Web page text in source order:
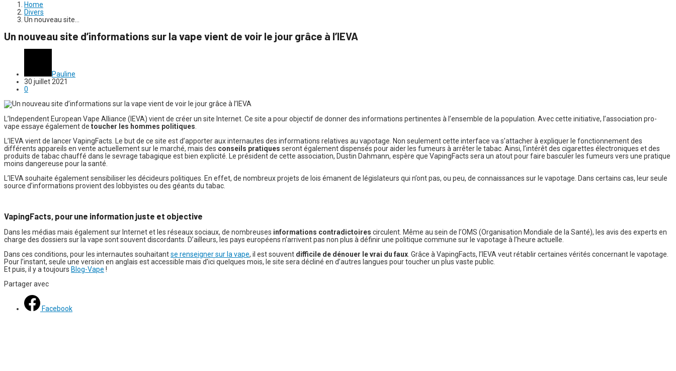
Home
Divers
Un nouveau site…
Un nouveau site d’informations sur la vape vient de voir le jour grâce à l’IEVA
Pauline
30 juillet 2021
0
L’Independent European Vape Alliance (IEVA) vient de créer un site Internet. Ce site a pour objectif de donner des informations pertinentes à l’ensemble de la population. Avec cette initiative, l’association pro-
vape essaye également de toucher les hommes politiques
L’IEVA vient de lancer VapingFacts. Le but de ce site est d’apporter aux internautes des informations relatives au vapotage. Non seulement cette interface va s’attacher à expliquer le fonctionnement des
différents appareils en vente actuellement sur le marché, mais des conseils pratiques seront également dispensés pour aider les fumeurs à arrêter le tabac. Ainsi, l’intérêt des cigarettes électroniques et des
produits de tabac chauffé dans le sevrage tabagique est bien explicité. Le président de cette association, Dustin Dahmann, espère que VapingFacts sera un atout pour faire basculer les fumeurs vers une pratique
moins dangereuse pour la santé.
L’IEVA souhaite également sensibiliser les décideurs politiques. En effet, de nombreux projets de lois émanent de législateurs qui n’ont pas, ou peu, de connaissances sur le vapotage. Dans certains cas, leur seule
source d’informations provient des lobbyistes ou des géants du tabac.
VapingFacts, pour une information juste et objective
Dans les médias mais également sur Internet et les réseaux sociaux, de nombreuses informations contradictoires circulent. Même au sein de l’OMS (Organisation Mondiale de la Santé), les avis des experts en
charge des dossiers sur la vape sont souvent discordants. D’ailleurs, les pays européens n’arrivent pas non plus à définir une politique commune sur le vapotage à l’heure actuelle.
Dans ces conditions, pour les internautes souhaitantse renseigner sur la vape, il est souvent difficile de dénouer le vrai du faux . Grâce à VapingFacts, l’IEVA veut rétablir certaines vérités concernant le vapotage.
Pour l’instant, seule une version en anglais est accessible mais d’ici quelques mois, le site sera décliné en d’autres langues pour toucher un plus vaste public.
Et puis, il y a toujours Blog-Vape !
Partager avec
Facebook